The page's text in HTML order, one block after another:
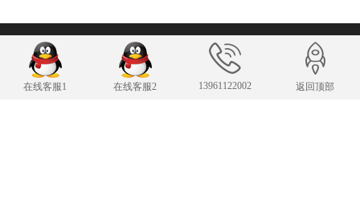
联系我们
在线客服1 在线客服2 13961122002 返回顶部